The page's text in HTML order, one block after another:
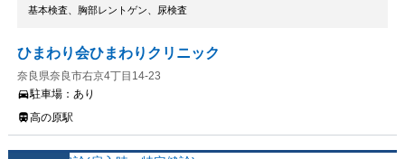
基本検査、胸部レントゲン、尿検査
ひまわり会ひまわりクリニック
奈良県奈良市右京4丁目14-23
駐車場： あり
高の原駅